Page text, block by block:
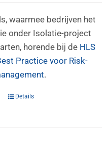
waarmee bedrijven het
onder Isolatie-project
horende bij de HLS
Practice voor Risk-
.
Details